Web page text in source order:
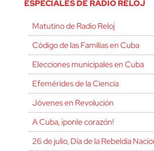
ESPECIALES DE RADIO RELOJ
Matutino de Radio Reloj
Código de las Familias en Cuba
Elecciones municipales en Cuba
Efemérides de la Ciencia
Jóvenes en Revolución
A Cuba, ¡ponle corazón!
26 de julio, Día de la Rebeldía